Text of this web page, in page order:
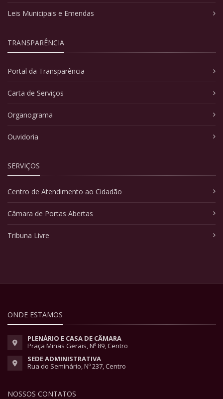
Leis Municipais e Emendas
TRANSPARÊNCIA
Portal da Transparência
Carta de Serviços
Organograma
Ouvidoria
SERVIÇOS
Centro de Atendimento ao Cidadão
Câmara de Portas Abertas
Tribuna Livre
ONDE ESTAMOS
PLENÁRIO E CASA DE CÂMARA
Praça Minas Gerais, Nº 89, Centro
SEDE ADMINISTRATIVA
Rua do Seminário, Nº 237, Centro
NOSSOS CONTATOS